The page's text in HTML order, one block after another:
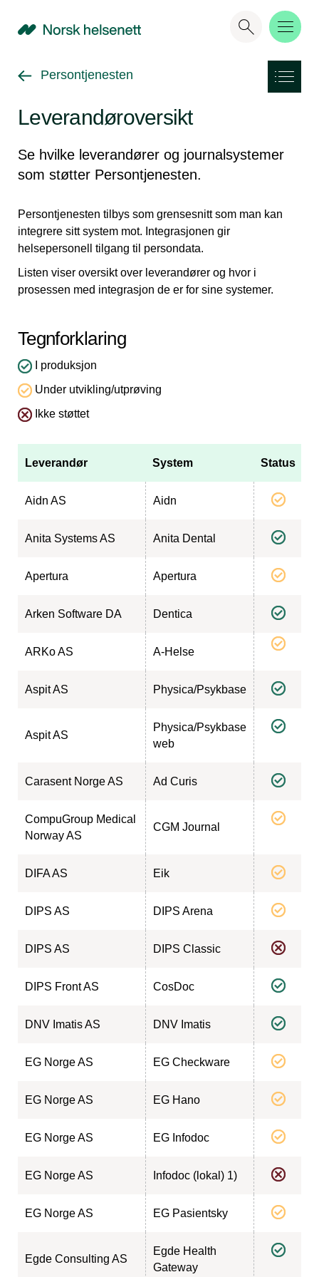
NHN
Gå tilbake til
Persontjenesten
Leverandøroversikt
Se hvilke leverandører og journalsystemer
som støtter Persontjenesten.
Persontjenesten tilbys som grensesnitt som man kan
integrere sitt system mot. Integrasjonen gir
helsepersonell tilgang til persondata.
Listen viser oversikt over leverandører og hvor i
prosessen med integrasjon de er for sine systemer.
Tegnforklaring
I produksjon
Under utvikling/utprøving
Ikke støttet
Leverandør System Status
Aidn AS Aidn
Anita Systems AS Anita Dental
Apertura Apertura
Arken Software DA Dentica
ARKo AS A-Helse
Aspit AS Physica/Psykbase
Aspit AS
Physica/Psykbase
web
Carasent Norge AS Ad Curis
CompuGroup Medical
Norway AS
CGM Journal
DIFA AS Eik
DIPS AS DIPS Arena
DIPS AS DIPS Classic
DIPS Front AS CosDoc
DNV Imatis AS DNV Imatis
EG Norge AS EG Checkware
EG Norge AS EG Hano
EG Norge AS EG Infodoc
EG Norge AS Infodoc (lokal) 1)
EG Norge AS EG Pasientsky
Egde Consulting AS
Egde Health
Gateway